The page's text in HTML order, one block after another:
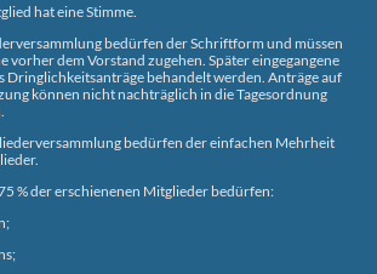
hat eine Stimme.
bedürfen der Schriftform und müssen
vorher dem Vorstand zugehen. Später eingegangene
Dringlichkeitsanträge behandelt werden. Anträge auf
können nicht nachträglich in die Tagesordnung
bedürfen der einfachen Mehrheit
% der erschienenen Mitglieder bedürfen: